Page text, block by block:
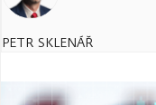
PETR SKLENÁŘ